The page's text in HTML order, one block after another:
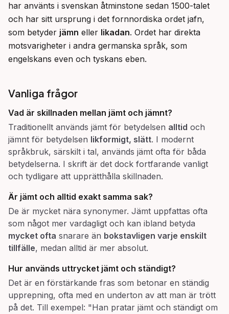
har använts i svenskan åtminstone sedan 1500-talet
och har sitt ursprung i det fornnordiska ordet jafn,
som betyder jämn eller likadan. Ordet har direkta
motsvarigheter i andra germanska språk, som
engelskans even och tyskans eben.
Vanliga frågor
Vad är skillnaden mellan jämt och jämnt?
Traditionellt används jämt för betydelsen alltid och
jämnt för betydelsen likformigt, slätt. I modernt
språkbruk, särskilt i tal, används jämt ofta för båda
betydelserna. I skrift är det dock fortfarande vanligt
och tydligare att upprätthålla skillnaden.
Är jämt och alltid exakt samma sak?
De är mycket nära synonymer. Jämt uppfattas ofta
som något mer vardagligt och kan ibland betyda
mycket ofta snarare än bokstavligen varje enskilt
tillfälle, medan alltid är mer absolut.
Hur används uttrycket jämt och ständigt?
Det är en förstärkande fras som betonar en ständig
upprepning, ofta med en underton av att man är trött
på det. Till exempel: "Han pratar jämt och ständigt om